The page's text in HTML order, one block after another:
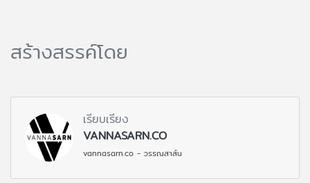
สร้างสรรค์โดย
เรียบเรียง
VANNASARN.CO
vannasarn.co - วรรณสาส์น